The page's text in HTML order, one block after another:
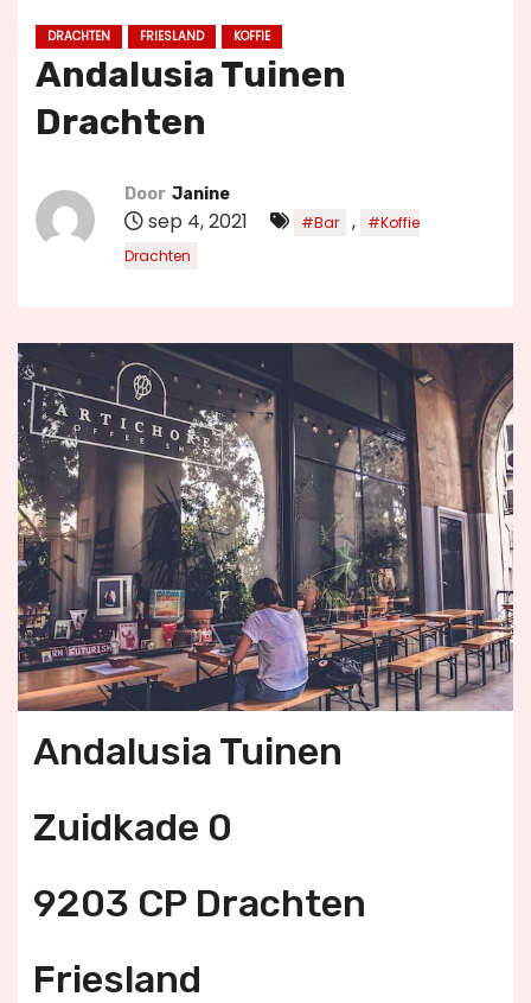
DRACHTEN FRIESLAND KOFFIE
Andalusia Tuinen
Drachten
Door Janine
sep 4, 2021 #Bar ,
#Koffie
Drachten
Andalusia Tuinen
Zuidkade 0
9203 CP Drachten
Friesland